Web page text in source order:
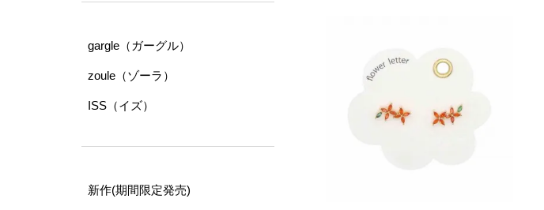
gargle（ガーグル）
zoule（ゾーラ）
ISS（イズ）
新作(期間限定発売)